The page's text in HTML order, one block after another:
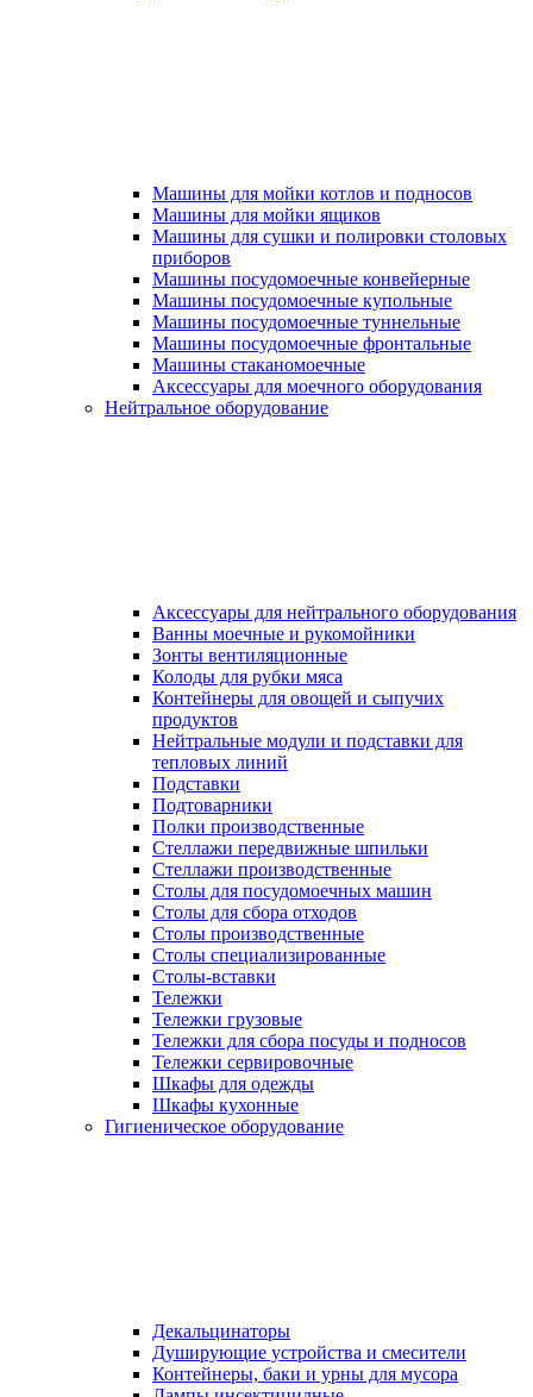
Машины для мойки котлов и подносов
Машины для мойки ящиков
Машины для сушки и полировки столовых
приборов
Машины посудомоечные конвейерные
Машины посудомоечные купольные
Машины посудомоечные туннельные
Машины посудомоечные фронтальные
Машины стаканомоечные
Аксессуары для моечного оборудования
Нейтральное оборудование
Аксессуары для нейтрального оборудования
Ванны моечные и рукомойники
Зонты вентиляционные
Колоды для рубки мяса
Контейнеры для овощей и сыпучих
продуктов
Нейтральные модули и подставки для
тепловых линий
Подставки
Подтоварники
Полки производственные
Стеллажи передвижные шпильки
Стеллажи производственные
Столы для посудомоечных машин
Столы для сбора отходов
Столы производственные
Столы специализированные
Столы-вставки
Тележки
Тележки грузовые
Тележки для сбора посуды и подносов
Тележки сервировочные
Шкафы для одежды
Шкафы кухонные
Гигиеническое оборудование
Декальцинаторы
Душирующие устройства и смесители
Контейнеры, баки и урны для мусора